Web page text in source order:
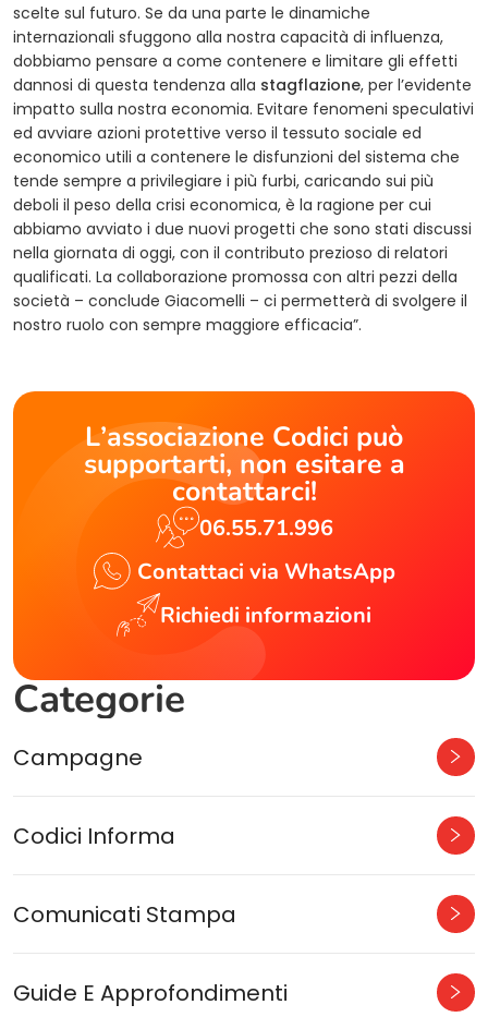
scelte sul futuro. Se da una parte le dinamiche
internazionali sfuggono alla nostra capacità di influenza,
dobbiamo pensare a come contenere e limitare gli effetti
dannosi di questa tendenza alla stagflazione, per l’evidente
impatto sulla nostra economia. Evitare fenomeni speculativi
ed avviare azioni protettive verso il tessuto sociale ed
economico utili a contenere le disfunzioni del sistema che
tende sempre a privilegiare i più furbi, caricando sui più
deboli il peso della crisi economica, è la ragione per cui
abbiamo avviato i due nuovi progetti che sono stati discussi
nella giornata di oggi, con il contributo prezioso di relatori
qualificati. La collaborazione promossa con altri pezzi della
società – conclude Giacomelli – ci permetterà di svolgere il
nostro ruolo con sempre maggiore efficacia”.
L’associazione Codici può
supportarti, non esitare a
contattarci!
06.55.71.996
Contattaci via WhatsApp
Richiedi informazioni
Categorie
Campagne
Codici Informa
Comunicati Stampa
Guide E Approfondimenti